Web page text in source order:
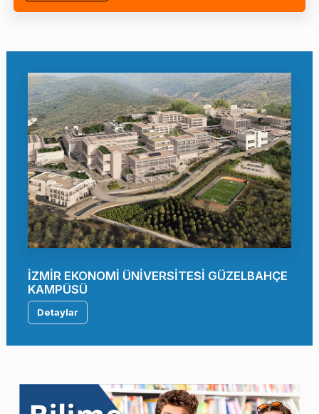
İZMİR EKONOMİ ÜNİVERSİTESİ GÜZELBAHÇE
KAMPÜSÜ
Detaylar